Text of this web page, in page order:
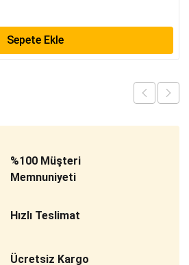
Sepete Ekle
%100 Müşteri
Memnuniyeti
Hızlı Teslimat
Ücretsiz Kargo